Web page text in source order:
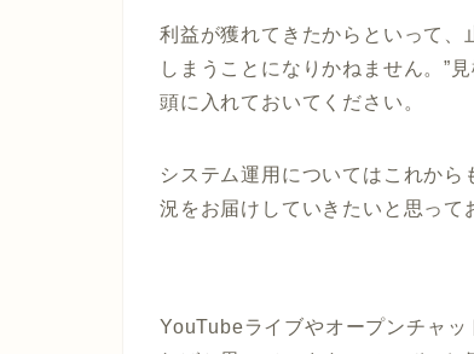
利益が獲れてきたからといって、
しまうことになりかねません。”
頭に入れておいてください。
システム運用についてはこれか
況をお届けしていきたいと思って
YouTubeライブやオープンチャ